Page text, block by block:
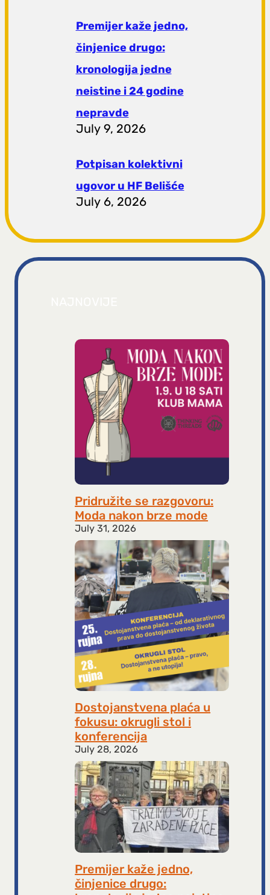
Premijer kaže jedno,
činjenice drugo:
kronologija jedne
neistine i 24 godine
nepravde
July 9, 2026
Potpisan kolektivni
ugovor u HF Belišće
July 6, 2026
Pridružite se razgovoru:
Moda nakon brze mode
July 31, 2026
Dostojanstvena plaća u
fokusu: okrugli stol i
konferencija
July 28, 2026
Premijer kaže jedno,
činjenice drugo: